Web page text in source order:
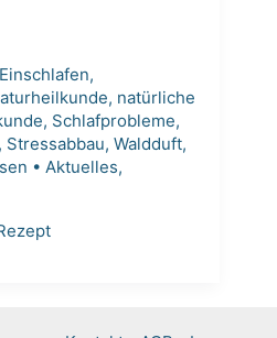
Einschlafen,
, natürliche
, Schlafprobleme,
Stressabbau, Waldduft,
• Aktuelles,